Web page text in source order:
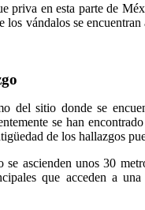
priva en esta parte de
los vándalos se
del sitio donde se
se han
de los hallazgos
se ascienden unos 30
que acceden a